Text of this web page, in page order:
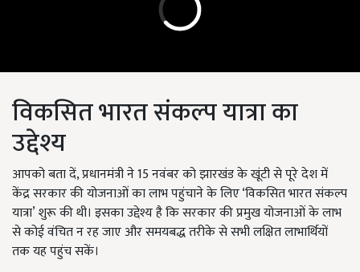
विकसित भारत संकल्प यात्रा का
उद्देश्य
आपको बता दें, प्रधानमंत्री ने 15 नवंबर को झारखंड के खूंटी से पूरे देश में
केंद्र सरकार की योजनाओं का लाभ पहुंचाने के लिए ‘विकसित भारत संकल्प
यात्रा’शुरू की थी। इसका उद्देश्य है कि सरकार की प्रमुख योजनाओं के लाभ
से कोई वंचित न रह जाए और समयबद्ध तरीके से सभी लक्षित लाभार्थियों
तक यह पहुंच सकें।